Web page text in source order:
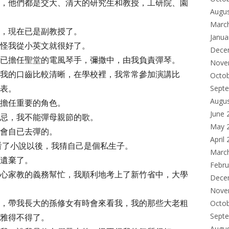
他們都是交大、清大的研究生和教授，工研院、園
現在已是副教授了。
我從小英文就很好了。
擔任聖堂的電風琴手，彌撒中，由我負責彈琴。
的口齒比較清晰，在學校裡，我常常參加演講比
。
任重要的角色。
，我不能彈母親節的歌。
自已去彈的。
小說以後，我猜自己是個私生子。
棄了。
家教的義務幫忙，我順利地考上了新竹省中，大學
帶我長大的孫修女有時會來看我，我的那些大老粗
得不得了。
June
May
April